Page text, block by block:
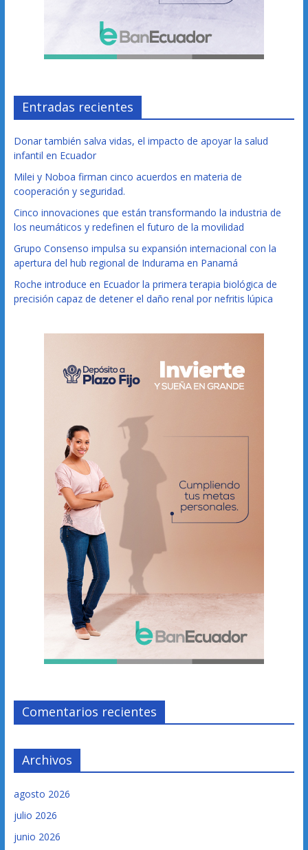
Entradas recientes
Donar también salva vidas, el impacto de apoyar la salud
infantil en Ecuador
Milei y Noboa firman cinco acuerdos en materia de
cooperación y seguridad.
Cinco innovaciones que están transformando la industria de
los neumáticos y redefinen el futuro de la movilidad
Grupo Consenso impulsa su expansión internacional con la
apertura del hub regional de Indurama en Panamá
Roche introduce en Ecuador la primera terapia biológica de
precisión capaz de detener el daño renal por nefritis lúpica
Comentarios recientes
Archivos
agosto 2026
julio 2026
junio 2026